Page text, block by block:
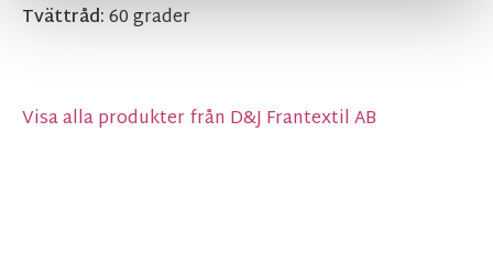
Tvättråd:60 grader
Visa alla produkter från D&J Frantextil AB